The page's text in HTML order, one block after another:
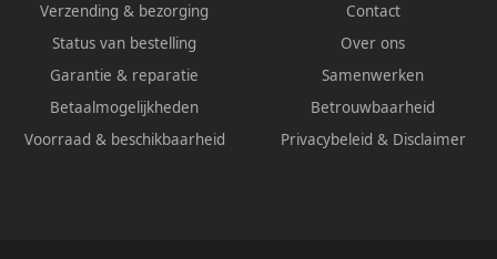
Verzending & bezorging
Status van bestelling
Garantie & reparatie
Betaalmogelijkheden
Voorraad & beschikbaarheid
Contact
Over ons
Samenwerken
Betrouwbaarheid
Privacybeleid & Disclaimer